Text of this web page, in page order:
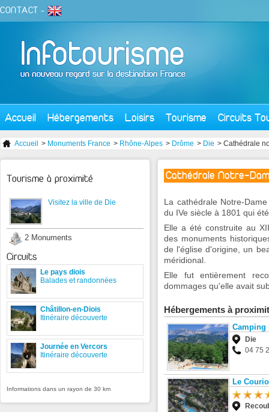
CONTACT -
Accueil Hébergements Loisirs Tourisme Circuits
Accueil > Monuments France > Rhône-Alpes > Drôme > Die > Cathédrale
Cathédrale Notre-
La cathédrale Notre-
du IVe siècle à 1801 qui
Elle a été construite au
des monuments
de l'église d'origine, un
méridional.
Elle fut entièrement
dommages qu'elle avait
Hébergements à
Camping
Die
04 75
Le
Tourisme à proximité
Visitez la ville de Die
2 Monuments
Circuits
Le pays diois
Balades et randonnées
Châtillon-en-Diois
Itinéraire découverte
Journée en Vercors
Itinéraire découverte
Informations dans un rayon de 30 km